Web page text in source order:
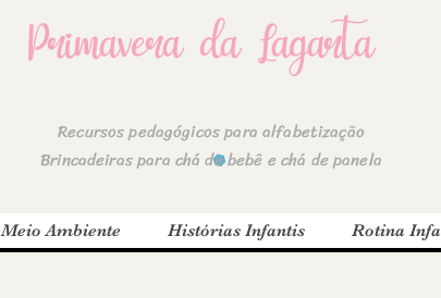
Primavera da Lagarta
Recursos pedagógicos para alfabetização
Brincadeiras para chá de bebê e chá de panela
Meio Ambiente Histórias Infantis Rotina